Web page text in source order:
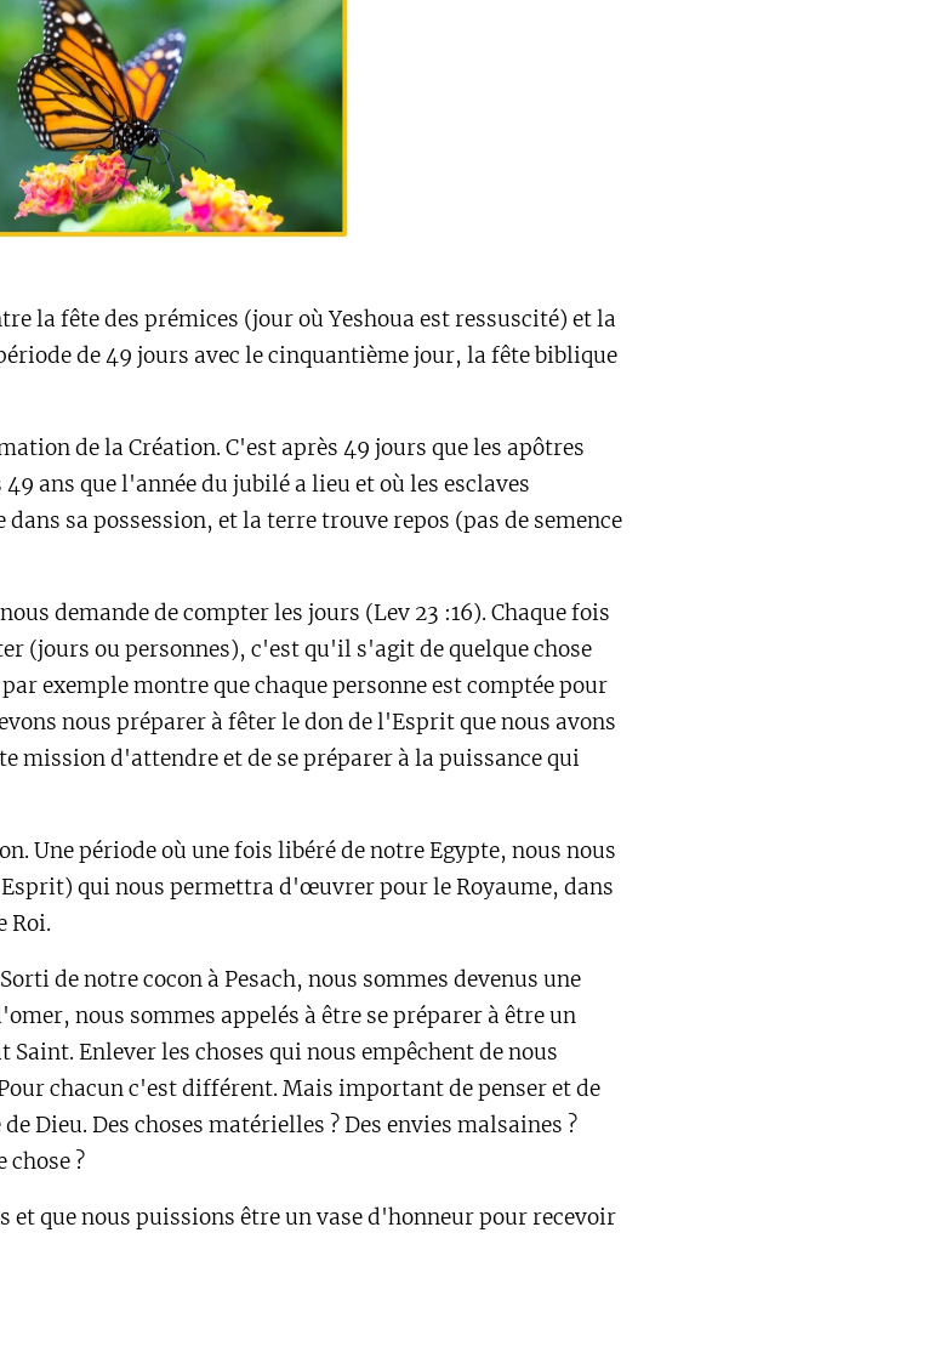
la fête des prémices (jour où Yeshoua est ressuscité) et la
de 49 jours avec le cinquantième jour, la fête biblique
de la Création. C'est après 49 jours que les apôtres
ans que l'année du jubilé a lieu et où les esclaves
sa possession, et la terre trouve repos (pas de semence
demande de compter les jours (Lev 23 :16). Chaque fois
(jours ou personnes), c'est qu'il s'agit de quelque chose
exemple montre que chaque personne est comptée pour
nous préparer à fêter le don de l'Esprit que nous avons
mission d'attendre et de se préparer à la puissance qui
Une période où une fois libéré de notre Egypte, nous nous
qui nous permettra d'œuvrer pour le Royaume, dans
Roi.
de notre cocon à Pesach, nous sommes devenus une
nous sommes appelés à être se préparer à être un
Enlever les choses qui nous empêchent de nous
chacun c'est différent. Mais important de penser et de
Dieu. Des choses matérielles ? Des envies malsaines ?
chose ?
et que nous puissions être un vase d'honneur pour recevoir